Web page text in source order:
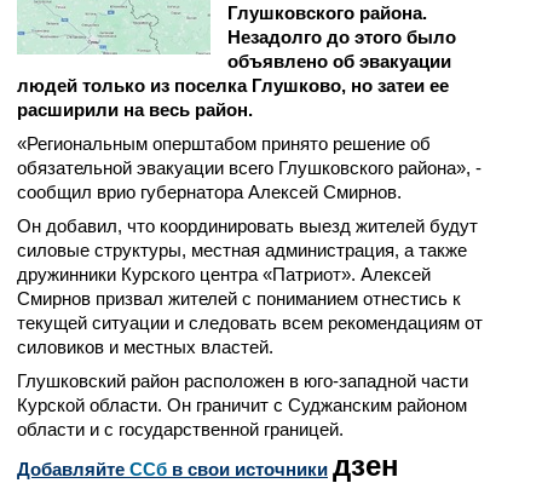
Глушковского района.
Незадолго до этого было
объявлено об эвакуации
людей только из поселка Глушково, но затеи ее
расширили на весь район.
«Региональным оперштабом принято решение об
обязательной эвакуации всего Глушковского района», -
сообщил врио губернатора Алексей Смирнов.
Он добавил, что координировать выезд жителей будут
силовые структуры, местная администрация, а также
дружинники Курского центра «Патриот». Алексей
Смирнов призвал жителей с пониманием отнестись к
текущей ситуации и следовать всем рекомендациям от
силовиков и местных властей.
Глушковский район расположен в юго-западной части
Курской области. Он граничит с Суджанским районом
области и с государственной границей.
Добавляйте CСб в свои источники дзен